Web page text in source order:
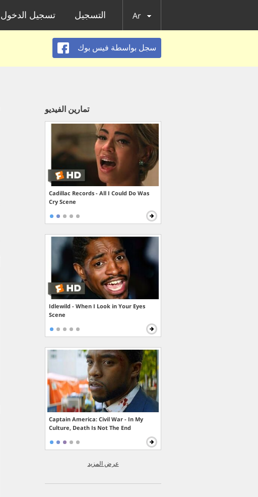
تسجيل الدخول التسجيل Ar
سجل بواسطة فيس بوك
تمارين الفيديو
Cadillac Records - All I Could Do Was
Cry Scene
Idlewild - When I Look in Your Eyes
Scene
Captain America: Civil War - In My
Culture, Death Is Not The End
عرض المزيد